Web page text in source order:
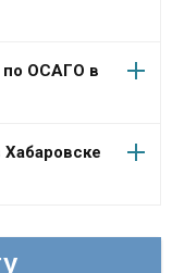
по ОСАГО в